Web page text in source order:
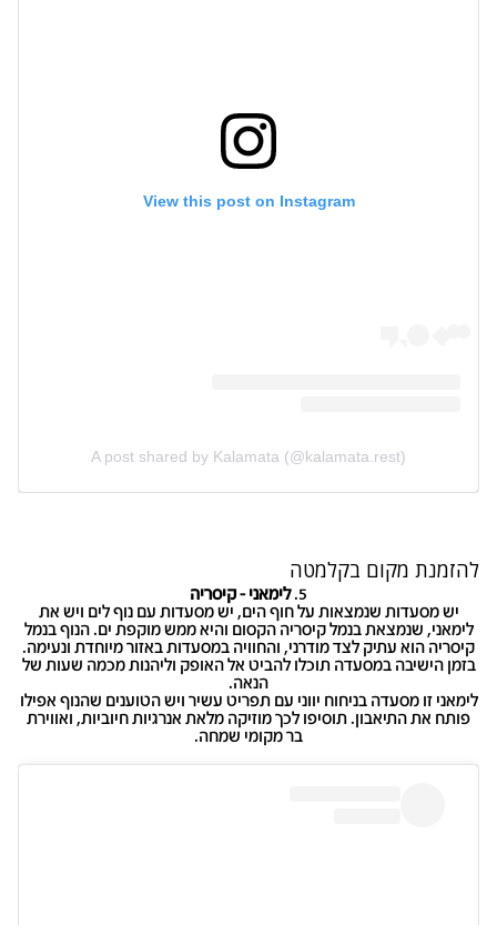
View this post on Instagram
A post shared by Kalamata (@kalamata.rest)
להזמנת מקום בקלמטה
5. לימאני - קיסריה
יש מסעדות שנמצאות על חוף הים, יש מסעדות עם נוף לים ויש את
לימאני, שנמצאת בנמל קיסריה הקסום והיא ממש מוקפת ים. הנוף בנמל
קיסריה הוא עתיק לצד מודרני, והחוויה במסעדות באזור מיוחדת ונעימה.
בזמן הישיבה במסעדה תוכלו להביט אל האופק וליהנות מכמה שעות של
הנאה.
לימאני זו מסעדה בניחוח יווני עם תפריט עשיר ויש הטוענים שהנוף אפילו
פותח את התיאבון. תוסיפו לכך מוזיקה מלאת אנרגיות חיוביות, ואווירת
בר מקומי שמחה.